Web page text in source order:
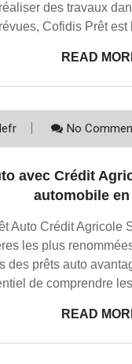
des travaux
Cofidis Prêt est
READ
No
avec Crédit
automobile
Auto Crédit Agricole
les plus
des prêts auto
de comprendre
READ